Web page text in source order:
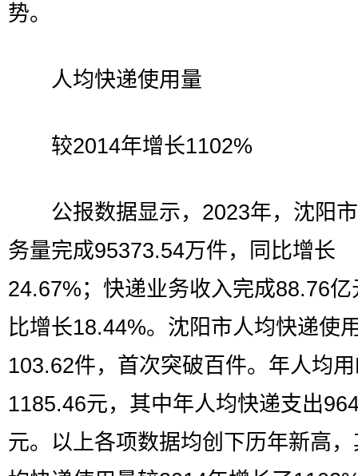
势。
人均快递使用量
较2014年增长1102%
公报数据显示，2023年，沈阳
务量完成95373.54万件，同比增长
24.67%；快递业务收入完成88.76亿
比增长18.44%。沈阳市人均快递使
103.62件，首次突破百件。年人均
1185.46元，其中年人均快递支出
元。以上各项数据均创下历年新高